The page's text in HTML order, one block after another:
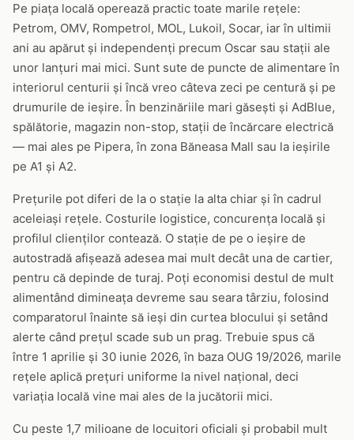
Pe piața locală operează practic toate marile rețele:
Petrom, OMV, Rompetrol, MOL, Lukoil, Socar, iar în ultimii
ani au apărut și independenți precum Oscar sau stații ale
unor lanțuri mai mici. Sunt sute de puncte de alimentare în
interiorul centurii și încă vreo câteva zeci pe centură și pe
drumurile de ieșire. În benzinăriile mari găsești și AdBlue,
spălătorie, magazin non-stop, stații de încărcare electrică
— mai ales pe Pipera, în zona Băneasa Mall sau la ieșirile
pe A1 și A2.
Prețurile pot diferi de la o stație la alta chiar și în cadrul
aceleiași rețele. Costurile logistice, concurența locală și
profilul clienților contează. O stație de pe o ieșire de
autostradă afișează adesea mai mult decât una de cartier,
pentru că depinde de turaj. Poți economisi destul de mult
alimentând dimineața devreme sau seara târziu, folosind
comparatorul înainte să ieși din curtea blocului și setând
alerte când prețul scade sub un prag. Trebuie spus că
între 1 aprilie și 30 iunie 2026, în baza OUG 19/2026, marile
rețele aplică prețuri uniforme la nivel național, deci
variația locală vine mai ales de la jucătorii mici.
Cu peste 1,7 milioane de locuitori oficiali și probabil mult